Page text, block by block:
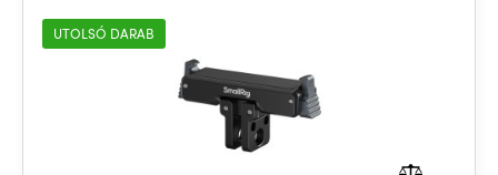
UTOLSÓ DARAB